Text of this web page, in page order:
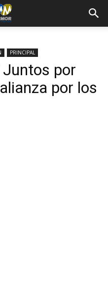
PRINCIPAL
Juntos por
por los